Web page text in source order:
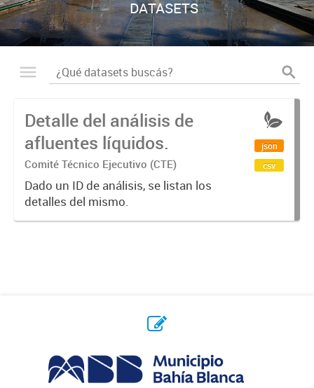
DATASETS
Detalle del análisis de
afluentes líquidos.
Comité Técnico Ejecutivo (CTE)
Dado un ID de análisis, se listan los
detalles del mismo.
json
csv